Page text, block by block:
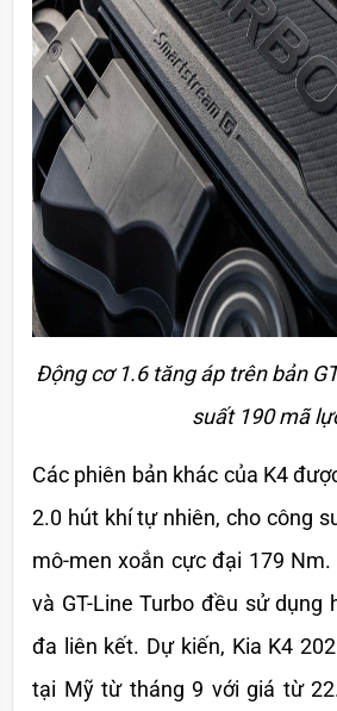
Động cơ 1.6 tăng áp trên bản
suất 190 mã
Các phiên bản khác của K4
2.0 hút khí tự nhiên, cho công
mô-men xoắn cực đại 179 Nm.
và GT-Line Turbo đều sử dụng
đa liên kết. Dự kiến, Kia K4
tại Mỹ từ tháng 9 với giá từ